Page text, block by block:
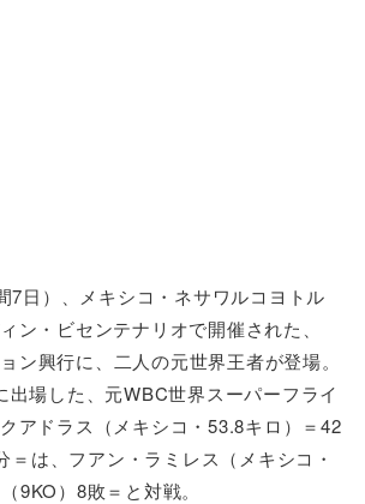
7日）、メキシコ・ネサワルコヨトル
ン・ビセンテナリオで開催された、
ン興行に、二人の元世界王者が登場。
出場した、元WBC世界スーパーフライ
アドラス（メキシコ・53.8キロ）＝42
＝は、フアン・ラミレス（メキシコ・
9KO）8敗＝と対戦。